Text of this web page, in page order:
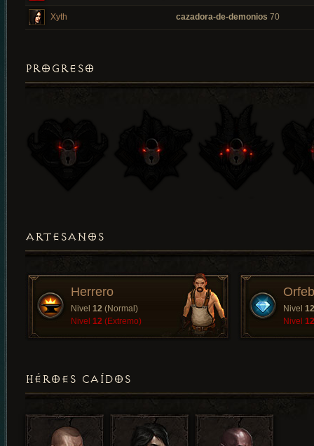
Xyth cazadora-de-demonios 70
PROGRESO
ARTESANOS
Herrero
Nivel 12 (Normal)
Nivel 12 (Extremo)
Nivel 12
Nivel 12
HÉROES CAÍDOS